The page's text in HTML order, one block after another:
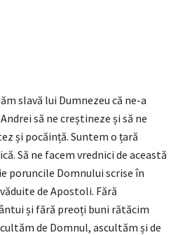
slavă lui Dumnezeu că ne-a
să ne creștineze și să ne
și pocăință. Suntem o țară
Să ne facem vrednici de această
poruncile Domnului scrise în
de Apostoli. Fără
și fără preoți buni rătăcim
de Domnul, ascultăm și de